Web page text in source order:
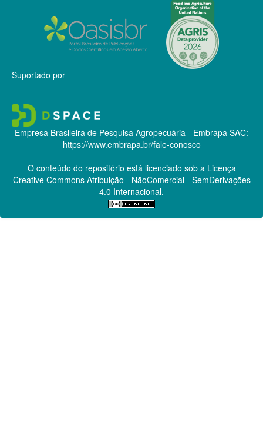
Suportado por
Empresa Brasileira de Pesquisa Agropecuária - Embrapa SAC:
https://www.embrapa.br/fale-conosco
O conteúdo do repositório está licenciado sob a Licença
Creative CommonsAtribuição - NãoComercial - SemDerivações
4.0 Internacional.